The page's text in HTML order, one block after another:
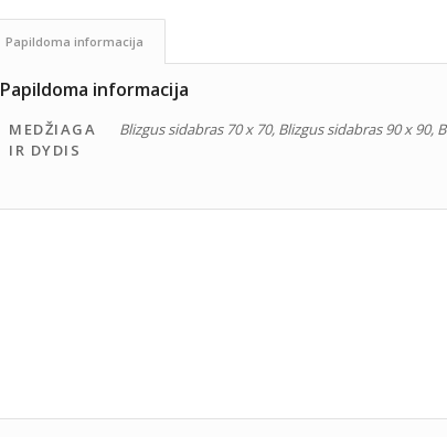
Papildoma informacija
Papildoma informacija
MEDŽIAGA
IR DYDIS
Blizgus sidabras 70 x 70, Blizgus sidabras 90 x 90,